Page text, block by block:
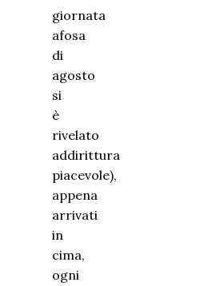
giornata
afosa
di
agosto
si
è
rivelato
addirittura
piacevole),
appena
arrivati
in
cima,
ogni